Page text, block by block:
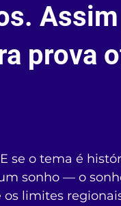
prova
se o tema é
sonho — o
os limites